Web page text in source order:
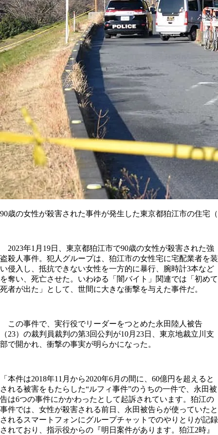
90歳の女性が殺害された事件が発生した東京都狛江市の住宅
2023年1月19日、東京都狛江市で90歳の女性が殺害された強
盗殺人事件。犯人グループは、狛江市の女性宅に宅配業者を装
い侵入し、抵抗できない女性を一方的に暴行、腕時計3本など
を奪い、死亡させた。いわゆる「闇バイト」関連では「初めて
死者が出た」として、世間に大きな衝撃を与えた事件だ。
この事件で、実行役でリーダーをつとめた永田陸人被告
（23）の裁判員裁判の第3回公判が10月23日、東京地裁立川支
部で開かれ、衝撃の事実が明らかになった。
「本件は2018年11月から2020年6月の間に、60億円を超えると
される被害をもたらした“ルフィ事件”のうちの一件で、永田被
告は6つの事件にかかわったとして起訴されています。狛江の
事件では、女性が殺害される前日、永田被告らが使っていたと
されるスマートフォンにグループチャットでのやりとりが記録
されており、指示役からの『明日案件があります。狛江2時』